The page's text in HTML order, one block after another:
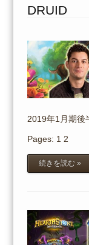
content
DRUID
2019年1月期後
Pages: 1 2
続きを読む »